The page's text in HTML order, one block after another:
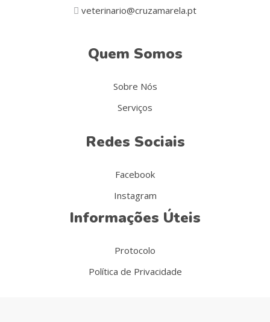
veterinario@cruzamarela.pt
Quem Somos
Sobre Nós
Serviços
Redes Sociais
Facebook
Instagram
Informações Úteis
Protocolo
Política de Privacidade